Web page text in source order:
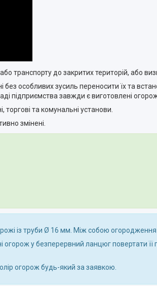
до закритих територій, або
особливих зусиль переносити їх та
підприємства завжди є виготовлені
та комунальні установи.
змінені.
із труби Ø 16 мм. Між собою
у безперервний ланцюг повертати
огорож будь-який за заявкою.